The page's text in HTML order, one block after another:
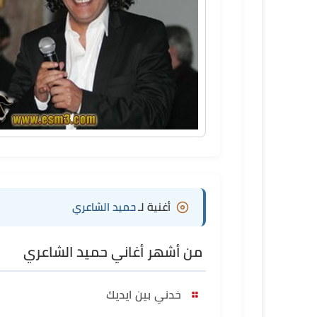
أغنية لـحميد الشاعري
من أشهر أغاني حميد الشاعري
خدني بين ايديك